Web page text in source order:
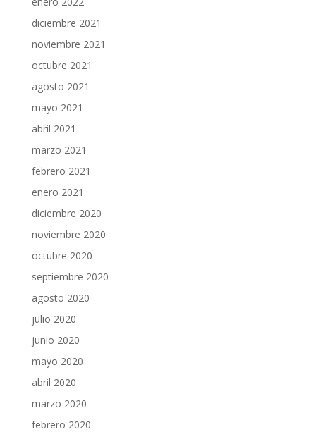
diciembre 2021
noviembre 2021
octubre 2021
agosto 2021
mayo 2021
abril 2021
marzo 2021
febrero 2021
enero 2021
diciembre 2020
noviembre 2020
octubre 2020
septiembre 2020
agosto 2020
julio 2020
junio 2020
mayo 2020
abril 2020
marzo 2020
febrero 2020